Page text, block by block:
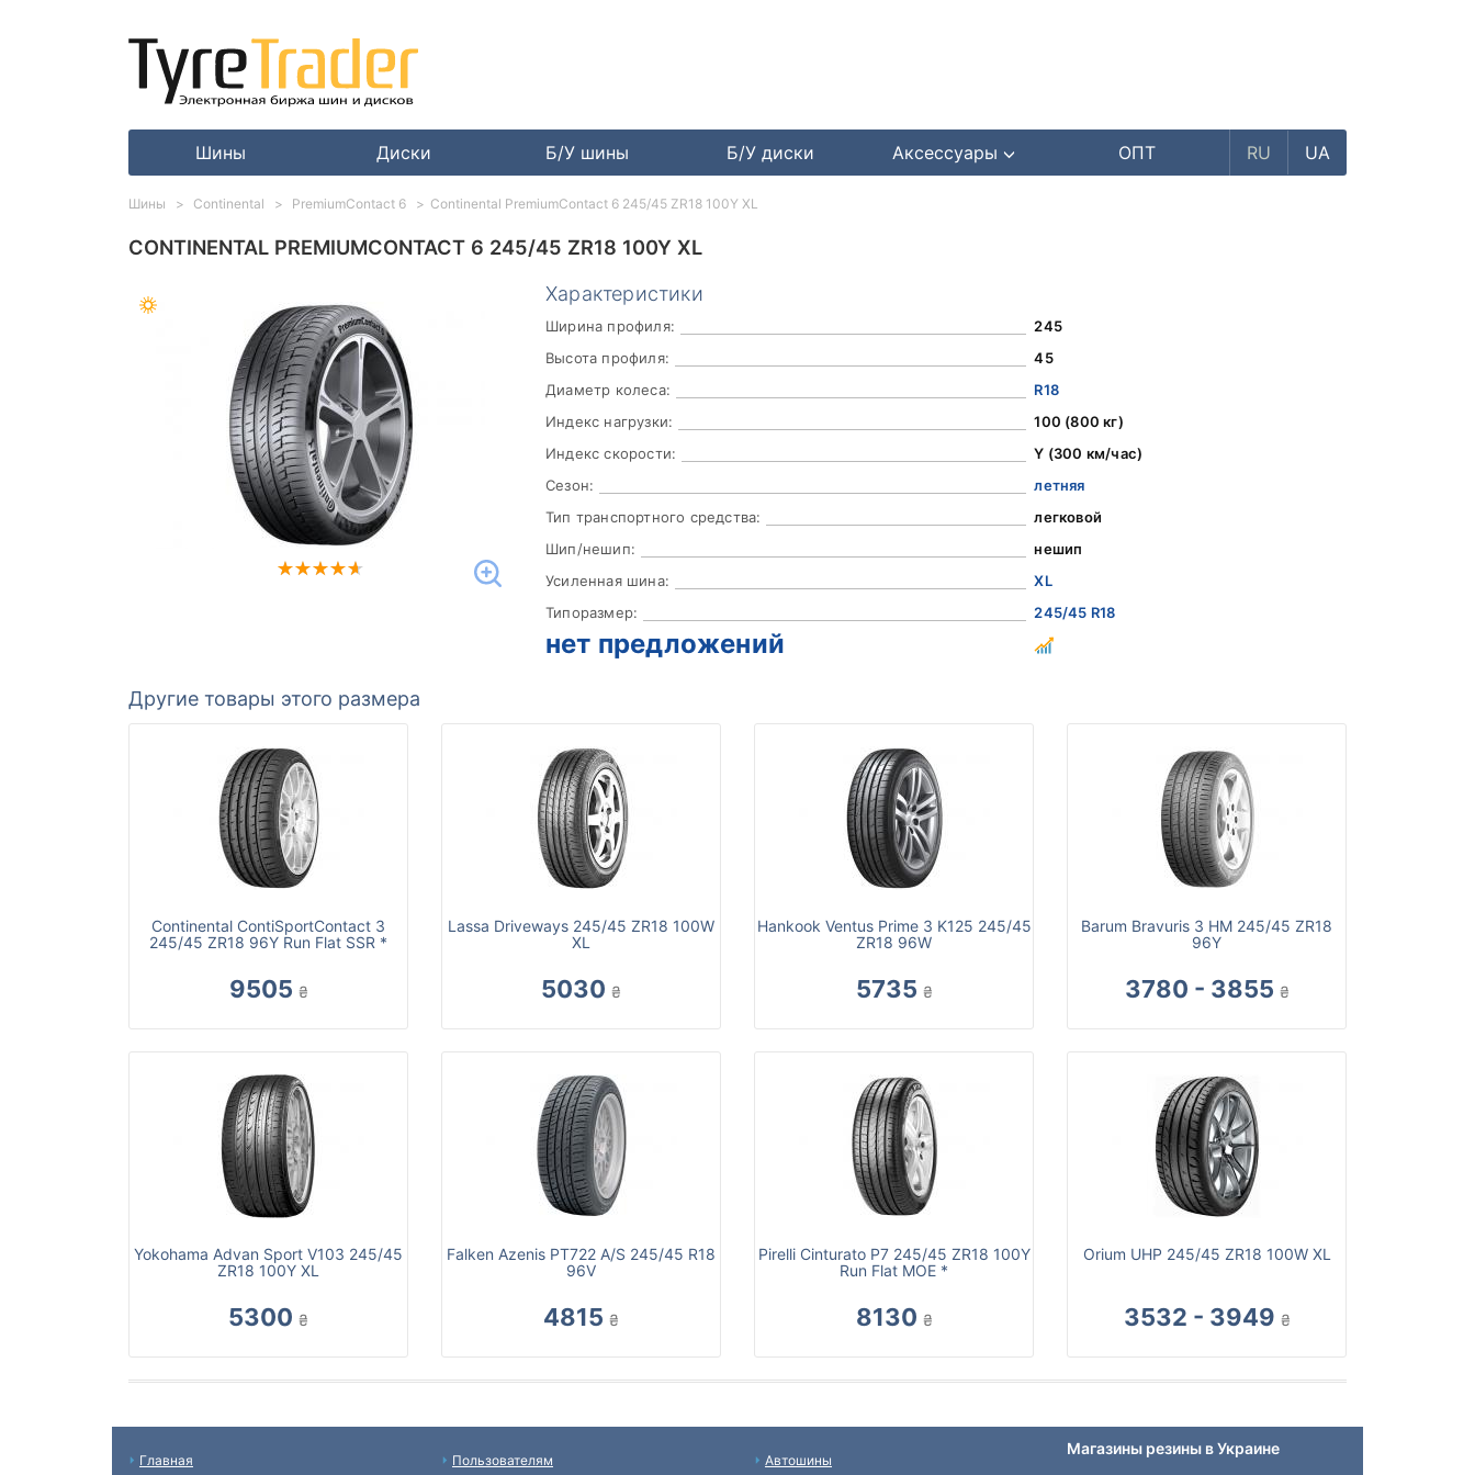
Шины Диски Б/У шины Б/У диски Аксессуары ОПТ RU UA
CONTINENTAL PREMIUMCONTACT 6 245/45 ZR18 100Y XL
Характеристики
Ширина профиля:
245
Высота профиля:
45
Диаметр колеса:
R18
Индекс нагрузки:
100 (800 кг)
Индекс скорости:
Y (300 км/час)
Сезон:
летняя
Тип транспортного средства:
легковой
Шип/нешип:
нешип
Усиленная шина:
XL
Типоразмер:
245/45 R18
нет предложений
Другие товары этого размера
Continental ContiSportContact 3
245/45 ZR18 96Y Run Flat SSR *
9505 ₴
Lassa Driveways 245/45 ZR18 100W
XL
5030 ₴
Hankook Ventus Prime 3 K125 245/45
ZR18 96W
5735 ₴
Barum Bravuris 3 HM 245/45 ZR18
96Y
3780 - 3855 ₴
Yokohama Advan Sport V103 245/45
ZR18 100Y XL
5300 ₴
Falken Azenis PT722 A/S 245/45 R18
96V
4815 ₴
Pirelli Cinturato P7 245/45 ZR18 100Y
Run Flat MOE *
8130 ₴
Orium UHP 245/45 ZR18 100W XL
3532 - 3949 ₴
Шины Continental PremiumContact 6 Continental PremiumContact 6 245/45 ZR18 100Y XL
Главная Пользователям Автошины
Магазины резины в Украине